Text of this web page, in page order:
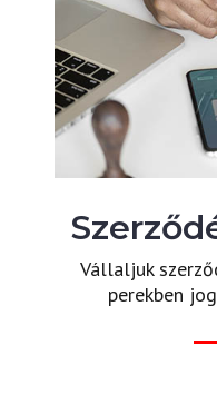
Vállaljuk
perekben